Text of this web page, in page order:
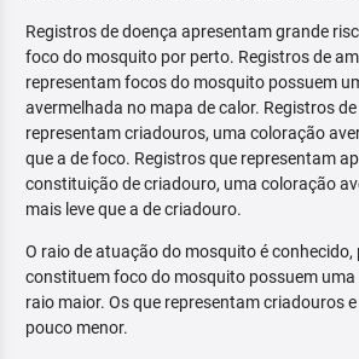
Registros de doença apresentam grande
foco do mosquito por perto. Registros de
representam focos do mosquito possuem
avermelhada no mapa de calor. Registros
representam criadouros, uma coloração
que a de foco. Registros que representam
constituição de criadouro, uma coloração
mais leve que a de criadouro.
O raio de atuação do mosquito é
constituem foco do mosquito possuem
raio maior. Os que representam criadouros
pouco menor.